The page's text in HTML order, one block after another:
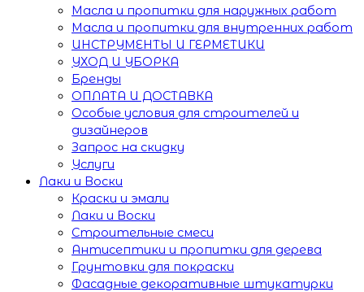
Масла и пропитки для наружных работ
Масла и пропитки для внутренних работ
ИНСТРУМЕНТЫ И ГЕРМЕТИКИ
УХОД И УБОРКА
Бренды
ОПЛАТА И ДОСТАВКА
Особые условия для строителей и
дизайнеров
Запрос на скидку
Услуги
Лаки и Воски
Краски и эмали
Лаки и Воски
Строительные смеси
Антисептики и пропитки для дерева
Грунтовки для покраски
Фасадные декоративные штукатурки